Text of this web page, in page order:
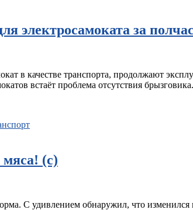
электросамоката за
в качестве транспорта, продолжают
встаёт проблема отсутствия
(c)
С удивлением обнаружил, что изменился